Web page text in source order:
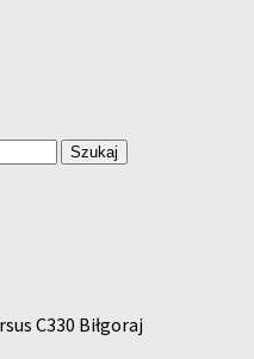
C330 Biłgoraj